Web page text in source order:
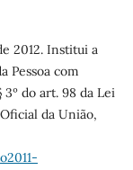
2012. Institui a
Pessoa com
do art. 98 da Lei
da União,